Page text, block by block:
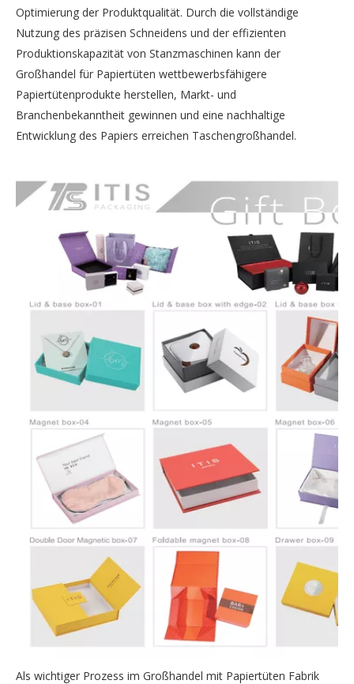
Optimierung der Produktqualität. Durch die vollständige
Nutzung des präzisen Schneidens und der effizienten
Produktionskapazität von Stanzmaschinen kann der
Großhandel für Papiertüten wettbewerbsfähigere
Papiertütenprodukte herstellen, Markt- und
Branchenbekanntheit gewinnen und eine nachhaltige
Entwicklung des Papiers erreichen Taschengroßhandel.
Als wichtiger Prozess im Großhandel mit Papiertüten Fabrik